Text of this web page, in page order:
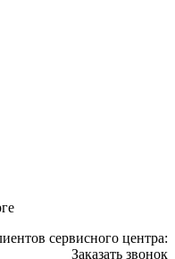
сервисного центра:
Заказать звонок